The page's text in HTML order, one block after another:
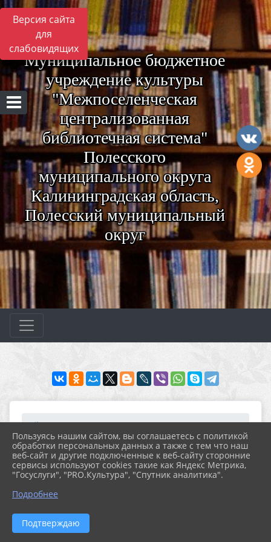
Версия сайта
для
слабовидящих
Муниципальное бюджетное
учреждение культуры
"Межпоселенческая
централизованная
библиотечная система"
Полесского
муниципального округа
Калининградская область,
Полесский муниципальный
округ
Главная МЕРОПРИЯТИЯ
Новости
Архив новостей за 2025...
Игра-викторина «Самая ...
14.05.2025 13:33
ИГРА-ВИКТОРИНА «САМАЯ ДРУЖНАЯ
Пользуясь нашим сайтом, вы соглашаетесь с политикой
обработки персональных данных а также с тем что наш
веб-сайт и другие подключенные к веб-сайту сторонние
сервисы используют cookies такие как Яндекс Метрика,
"Госуслуги", "PRO.Культура", "Спутник аналитика".
Подробнее
Подтверждаю